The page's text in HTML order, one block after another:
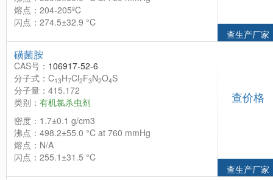
熔点：204-205ºC
闪点：274.5±32.9 °C
查生产厂家
磺菌胺
CAS号： 106917-52-6
分子式：C13H7Cl2F3N2O4S
分子量：415.172
类别： 有机氯杀虫剂
密度：1.7±0.1 g/cm3
沸点：498.2±55.0 °C at 760 mmHg
熔点：N/A
闪点：255.1±31.5 °C
查价格
查生产厂家